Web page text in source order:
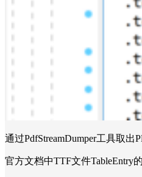
通过PdfStreamDumper工具取出
官方文档中TTF文件TableEntry